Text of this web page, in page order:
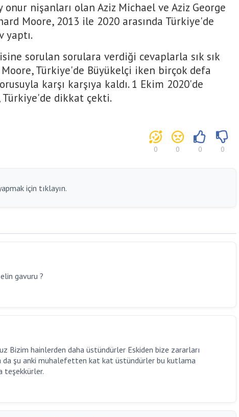
nişanları olan Aziz Michael ve Aziz George
Moore, 2013 ile 2020 arasında Türkiye'de
yaptı.
sorulan sorulara verdiği cevaplarla sık sık
Türkiye'de Büyükelçi iken birçok defa
karşı karşıya kaldı. 1 Ekim 2020'de
Türkiye'de dikkat çekti.
0 0 0 0
için tıklayın.
gavuru ?
Bizim hainlerden daha üstündürler Eskiden bize zararları
da şu anki muhalefetten kat kat üstündürler bu kutlama
teşekkürler.